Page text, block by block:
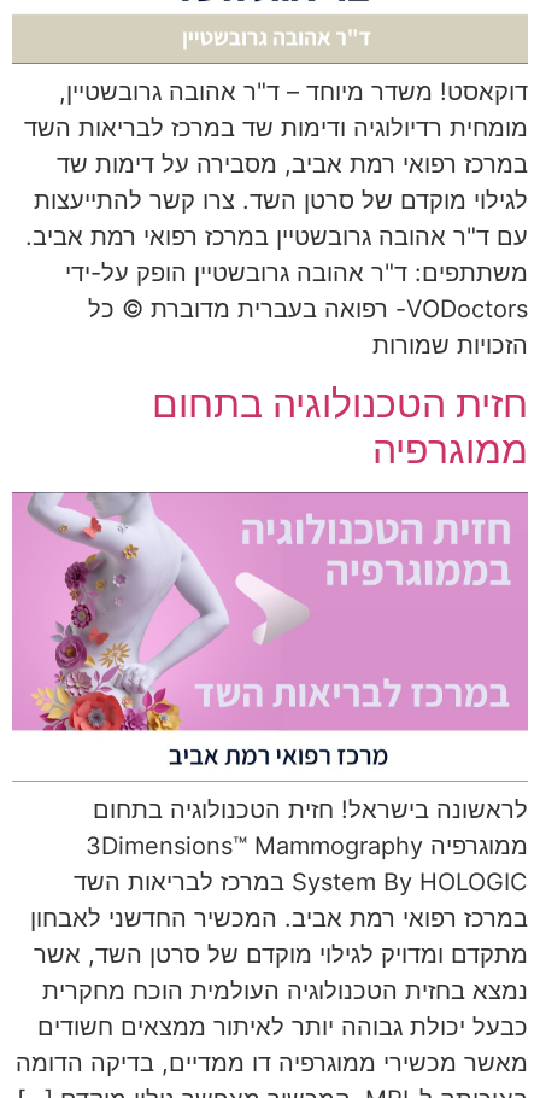
דוקאסט! משדר מיוחד – ד"ר אהובה גרובשטיין,
מומחית רדיולוגיה ודימות שד במרכז לבריאות השד
במרכז רפואי רמת אביב, מסבירה על דימות שד
לגילוי מוקדם של סרטן השד. צרו קשר להתייעצות
עם ד"ר אהובה גרובשטיין במרכז רפואי רמת אביב.
משתתפים: ד"ר אהובה גרובשטיין הופק על-ידי
VODoctors- רפואה בעברית מדוברת © כל
הזכויות שמורות
חזית הטכנולוגיה בתחום
ממוגרפיה
לראשונה בישראל! חזית הטכנולוגיה בתחום
ממוגרפיה 3Dimensions™ Mammography
System By HOLOGIC במרכז לבריאות השד
במרכז רפואי רמת אביב. המכשיר החדשני לאבחון
מתקדם ומדויק לגילוי מוקדם של סרטן השד, אשר
נמצא בחזית הטכנולוגיה העולמית הוכח מחקרית
כבעל יכולת גבוהה יותר לאיתור ממצאים חשודים
מאשר מכשירי ממוגרפיה דו ממדיים, בדיקה הדומה